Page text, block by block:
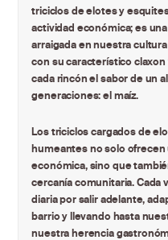
triciclos de elotes y
actividad económica; es
arraigada en nuestra
con su característico claxon
cada rincón el sabor de un
generaciones: el maíz.
Los triciclos cargados de
humeantes no solo ofrecen
económica, sino que
cercanía comunitaria. Cada
diaria por salir adelante,
barrio y llevando hasta
nuestra herencia